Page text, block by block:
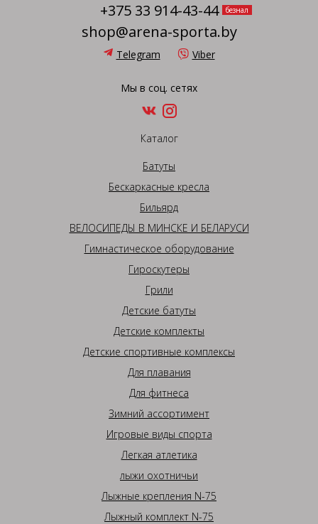
+375 33 914-43-44
безнал
shop@arena-sporta.by
Telegram Viber
Мы в соц. сетях
Каталог
Батуты
Бескаркасные кресла
Бильярд
ВЕЛОСИПЕДЫ В МИНСКЕ И БЕЛАРУСИ
Гимнастическое оборудование
Гироскутеры
Грили
Детские батуты
Детские комплекты
Детские спортивные комплексы
Для плавания
Для фитнеса
Зимний ассортимент
Игровые виды спорта
Легкая атлетика
лыжи охотничьи
Лыжные крепления N-75
Лыжный комплект N-75